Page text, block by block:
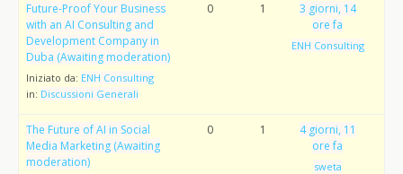
Future-Proof Your Business
with an AI Consulting and
Development Company in
Duba (Awaiting moderation)
Iniziato da: ENH Consulting
in: Discussioni Generali
0 1
3 giorni, 14
ore fa
ENH Consulting
The Future of AI in Social
Media Marketing (Awaiting
moderation)
0 1
4 giorni, 11
ore fa
sweta